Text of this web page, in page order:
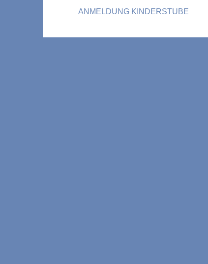
ANMELDUNG KINDERSTUBE